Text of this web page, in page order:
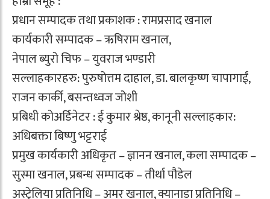
प्रधान सम्पादक तथा प्रकाशक : रामप्रसाद खनाल
कार्यकारी सम्पादक – ऋषिराम खनाल,
नेपाल ब्युरो चिफ – युवराज भण्डारी
सल्लाहकारहरु: पुरुषोत्तम दाहाल, डा. बालकृष्ण चापागाईं,
राजन कार्की, बसन्तध्वज जोशी
प्रबिधी कोअर्डिनेटर : ई कुमार श्रेष्ठ, कानूनी सल्लाहकार:
अधिबक्ता बिष्णु भट्टराई
प्रमुख कार्यकारी अधिकृत – ज्ञानन खनाल, कला सम्पादक –
सुस्मा खनाल, प्रबन्ध सम्पादक – तीर्था पौडेल
अस्ट्रेलिया प्रतिनिधि – अमर खनाल, क्यानाडा प्रतिनिधि –